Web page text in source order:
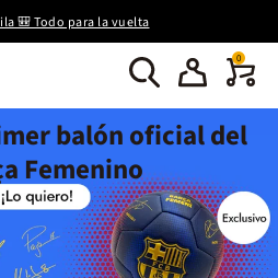
🎒 Todo para la vuelta
0
balón oficial del
Femenino